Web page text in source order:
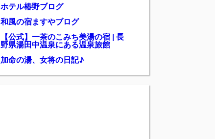
ホテル椿野ブログ
和風の宿ますやブログ
【公式】一茶のこみち美湯の宿 | 長
野県湯田中温泉にある温泉旅館
加命の湯、女将の日記♪